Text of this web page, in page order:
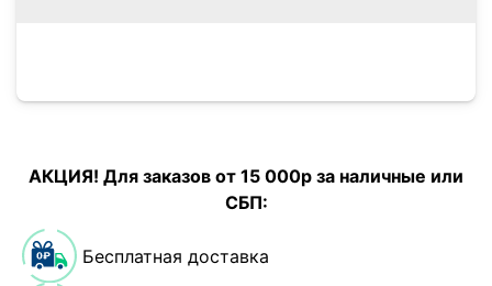
АКЦИЯ! Для заказов от 15 000р за наличные или
СБП:
Бесплатная доставка